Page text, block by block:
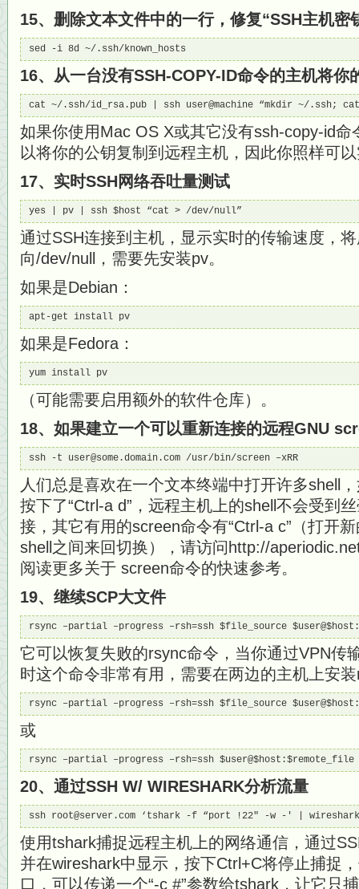
15、删除文本文件中的一行，修复“SSH主机密
sed -i 8d ~/.ssh/known_hosts
16、从一台没有SSH-COPY-ID命令的主机将你
cat ~/.ssh/id_rsa.pub | ssh user@machine “mkdir ~/.ssh;
如果你使用Mac OS X或其它没有ssh-copy-id命
以将你的公钥复制到远程主机，因此你照样可
17、实时SSH网络吞吐量测试
yes | pv | ssh $host “cat > /dev/null”
通过SSH连接到主机，显示实时的传输速度，
向/dev/null，需要先安装pv。
如果是Debian：
apt-get install pv
如果是Fedora：
yum install pv
（可能需要启用额外的软件仓库）。
18、如果建立一个可以重新连接的远程GNU
ssh -t user@some.domain.com /usr/bin/screen –xRR
人们总是喜欢在一个文本终端中打开许多shell
按下了“Ctrl-a d”，远程主机上的shell不会受到
接，其它有用的screen命令有“Ctrl-a c”（打开
shell之间来回切换），请访问http://
阅读更多关于 screen命令的快速参考。
19、继续SCP大文件
rsync –partial –progress –rsh=ssh $file_source
它可以恢复失败的rsync命令，当你通过VPN传
时这个命令非常有用，需要在两边的主机上安
rsync –partial –progress –rsh=ssh $file_source
或
rsync –partial –progress –rsh=ssh
20、通过SSH W/ WIRESHARK分析流量
ssh root@server.com ‘tshark -f “port !22″ -w -' |
使用tshark捕捉远程主机上的网络通信，通过
并在wireshark中显示，按下Ctrl+C将停止捕捉
口，可以传递一个“-c #”参数给tshark，让它只